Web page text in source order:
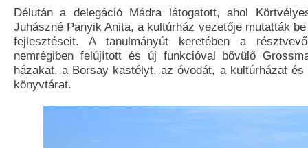
Délután a delegáció Mádra látogatott, ahol
Juhászné Panyik Anita, a kultúrház vezetője mutatták
fejlesztéseit. A tanulmányút keretében a
nemrégiben felújított és új funkcióval bővülő
házakat, a Borsay kastélyt, az óvodát, a kultúrházat
könyvtárat.